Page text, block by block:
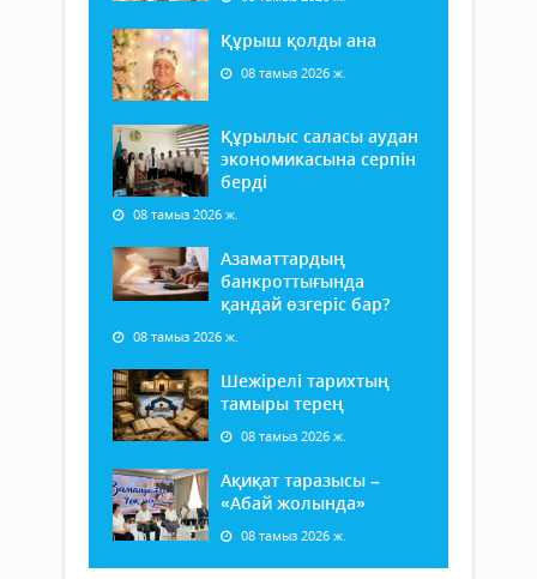
Құрыш қолды ана
08 тамыз 2026 ж.
Құрылыс саласы аудан
экономикасына серпін
берді
08 тамыз 2026 ж.
Азаматтардың
банкроттығында
қандай өзгеріс бар?
08 тамыз 2026 ж.
Шежірелі тарихтың
тамыры терең
08 тамыз 2026 ж.
Ақиқат таразысы –
«Абай жолында»
08 тамыз 2026 ж.